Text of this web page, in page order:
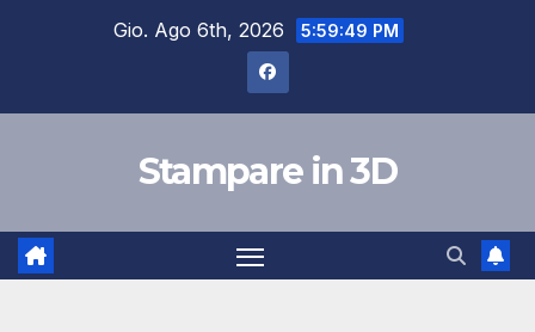
Gio. Ago 6th, 2026 5:59:50 PM
Stampare in 3D